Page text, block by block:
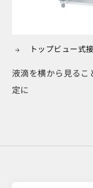
トップビュー式
液滴を横から見るこ
定に